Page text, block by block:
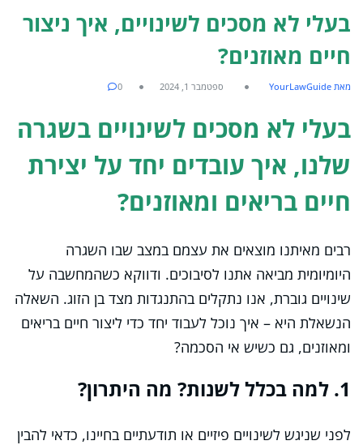
בעלי לא מסכים לשינויים, איך ניצור
חיים מאוזנים?
מאת YourLawGuide ספטמבר 1, 2024 0
בעלי לא מסכים לשינויים בשגרה
שלנו, איך עובדים יחד על יצירת
חיים בריאים ומאוזנים?
רבים מאיתנו מוצאים את עצמם במצב שבו השגרה
היומיומית מביאה אתנו לסיבוכים. ודווקא כשהמחשבה על
שינויים גוברת, אנו נתקלים בהתנגדות מצד בן הזוג. השאלה
הנשאלת היא – איך נוכל לעבוד יחד כדי ליצור חיים בריאים
ומאוזנים, גם כשיש אי הסכמה?
1. למה בכלל לשנות? מה היתרון?
לפני שניגש לשינויים פיזיים או תודעתיים בחיינו, כדאי להבין